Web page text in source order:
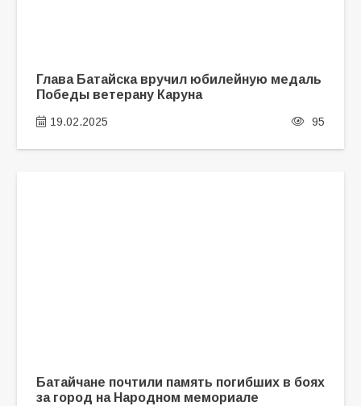
Глава Батайска вручил юбилейную медаль
Победы ветерану Каруна
19.02.2025 95
Батайчане почтили память погибших в боях
за город на Народном мемориале